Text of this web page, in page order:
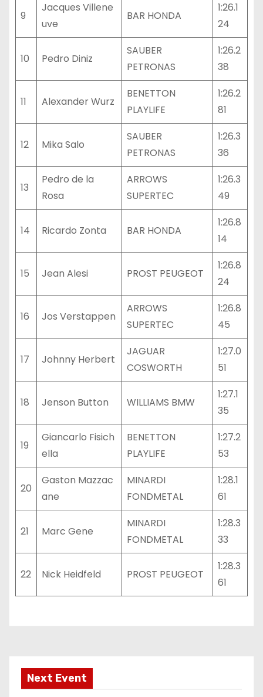
9
Jacques Villene
uve
BAR HONDA
1:26.1
24
10 Pedro Diniz
SAUBER
PETRONAS
1:26.2
38
11 Alexander Wurz
BENETTON
PLAYLIFE
1:26.2
81
12 Mika Salo
SAUBER
PETRONAS
1:26.3
36
13
Pedro de la
Rosa
ARROWS
SUPERTEC
1:26.3
49
14 Ricardo Zonta BAR HONDA
1:26.8
14
15 Jean Alesi PROST PEUGEOT
1:26.8
24
16 Jos Verstappen
ARROWS
SUPERTEC
1:26.8
45
17 Johnny Herbert
JAGUAR
COSWORTH
1:27.0
51
18 Jenson Button WILLIAMS BMW
1:27.1
35
19
Giancarlo Fisich
ella
BENETTON
PLAYLIFE
1:27.2
53
20
Gaston Mazzac
ane
MINARDI
FONDMETAL
1:28.1
61
21 Marc Gene
MINARDI
FONDMETAL
1:28.3
33
22 Nick Heidfeld PROST PEUGEOT
1:28.3
61
Next Event